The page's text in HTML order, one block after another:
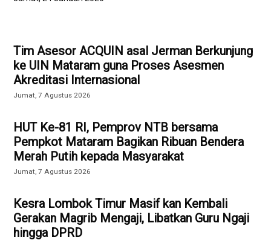
Tim Asesor ACQUIN asal Jerman Berkunjung
ke UIN Mataram guna Proses Asesmen
Akreditasi Internasional
Jumat, 7 Agustus 2026
HUT Ke-81 RI, Pemprov NTB bersama
Pempkot Mataram Bagikan Ribuan Bendera
Merah Putih kepada Masyarakat
Jumat, 7 Agustus 2026
Kesra Lombok Timur Masif kan Kembali
Gerakan Magrib Mengaji, Libatkan Guru Ngaji
hingga DPRD